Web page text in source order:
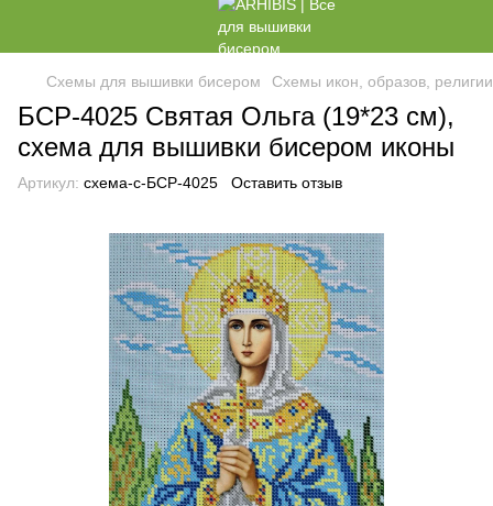
Схемы для вышивки бисером Схемы икон, образов,
БСР-4025 Святая Ольга (19*23 см),
схема для вышивки бисером иконы
Артикул: схема-с-БСР-4025 Оставить отзыв